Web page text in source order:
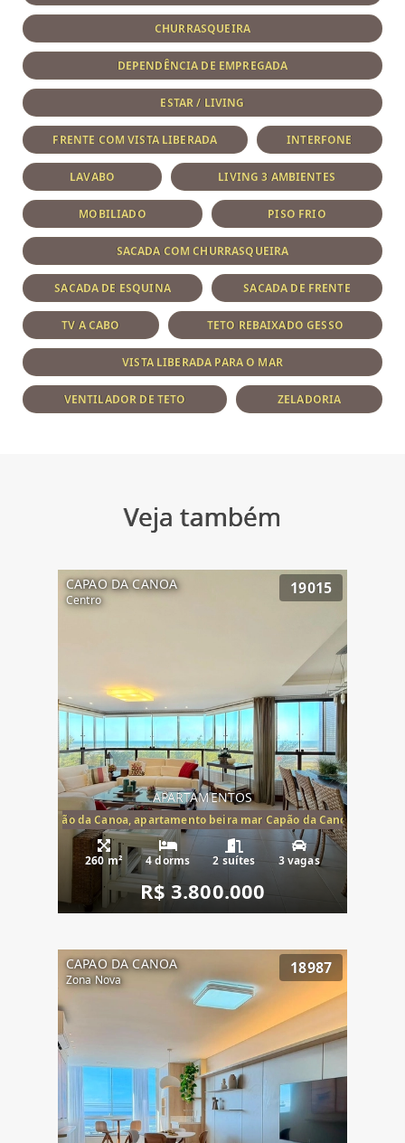
CHURRASQUEIRA
DEPENDÊNCIA DE EMPREGADA
ESTAR / LIVING
FRENTE COM VISTA LIBERADA INTERFONE
LAVABO LIVING 3 AMBIENTES
MOBILIADO PISO FRIO
SACADA COM CHURRASQUEIRA
SACADA DE ESQUINA SACADA DE FRENTE
TV A CABO TETO REBAIXADO GESSO
VISTA LIBERADA PARA O MAR
VENTILADOR DE TETO ZELADORIA
Veja também
CAPAO DA CANOA
Centro
19015
APARTAMENTOS
mar Capão da Canoa, apartamento beira mar Capão da Canoa,
260 m² 4 dorms 2 suítes 3 vagas
R$ 3.800.000
CAPAO DA CANOA
Zona Nova
18987